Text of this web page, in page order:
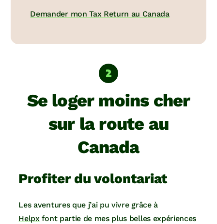
Demander mon Tax Return au Canada
Se loger moins cher
sur la route au
Canada
Profiter du volontariat
Les aventures que j’ai pu vivre grâce à
Helpxfont partie de mes plus belles expériences